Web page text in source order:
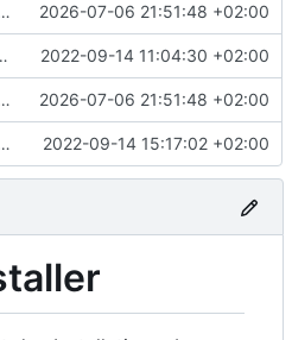
Testpfade 2026-07-06 21:51:48 +02:00
Link ergänzt 2022-09-14 11:04:30 +02:00
Testpfade 2026-07-06 21:51:48 +02:00
erneuert 2022-09-14 15:17:02 +02:00